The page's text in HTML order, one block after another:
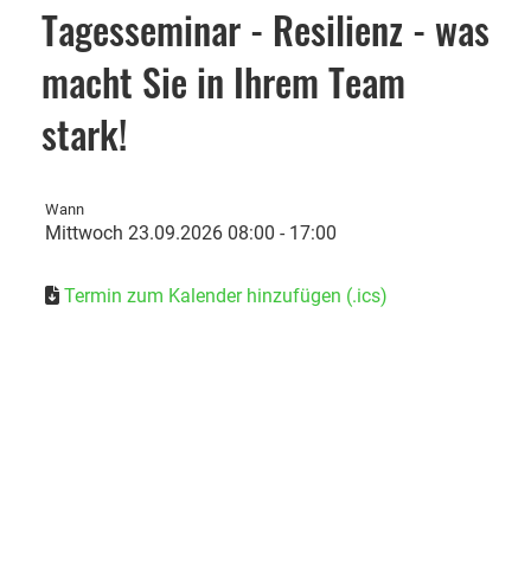
Tagesseminar - Resilienz - was
macht Sie in Ihrem Team
stark!
Wann
Mittwoch 23.09.2026 08:00 - 17:00
Termin zum Kalender hinzufügen (.ics)